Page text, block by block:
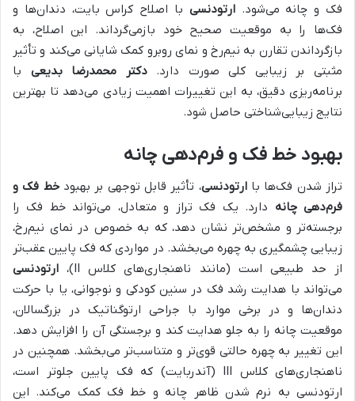
فک و چانه می‌شود.ارتودنسی با اصلاح کراس بایت، دندان‌ها و
فک‌ها را به موقعیت صحیح خود بازمی‌گرداند. این اصلاح، به
بازگرداندن تقارن به نیم‌رخ و نمای روبرو کمک شایانی می‌کند و تأثیر
مثبتی بر زیبایی کلی صورت دارد.دکتر محمدرضا بدیعی با
برنامه‌ریزی دقیق، به این تغییرات اهمیت زیادی می‌دهد تا بهترین
نتایج زیبایی‌شناختی حاصل شود.
بهبود خط فک و فرم‌دهی چانه
تراز شدن فک‌ها باارتودنسی، تأثیر قابل توجهی بر بهبودخط فک و
فرم‌دهی چانه دارد. یک فک تراز و متعادل، می‌تواند خط فک را
برجسته‌تر و مشخص‌تر نشان دهد، که به خصوص در نمای نیم‌رخ،
زیبایی چشمگیری به چهره می‌بخشد. در مواردی که فک پایین عقب‌تر
از حد طبیعی است (مانند ناهنجاری‌های کلاس II)،
ارتودنسی
می‌تواند با هدایت رشد فک در سنین کودکی و نوجوانی، یا با حرکت
دندان‌ها و در برخی موارد با جراحی ارتوگناتیک در بزرگسالان،
موقعیت چانه را به جلو هدایت کند و برجستگی آن را افزایش دهد.
این تغییر به چهره حالتی قوی‌تر و متناسب‌تر می‌بخشد. همچنین در
ناهنجاری‌های کلاس III (آندربایت) که فک پایین جلوتر است،
ارتودنسی به نرم شدن ظاهر چانه و خط فک کمک می‌کند. این